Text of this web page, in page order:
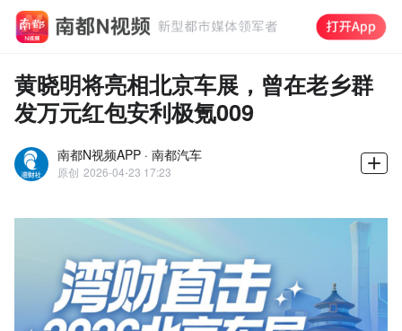
黄晓明将亮相北京车展，曾在老乡群
发万元红包安利极氪009
南都N视频APP · 南都汽车
原创 2026-04-23 17:23